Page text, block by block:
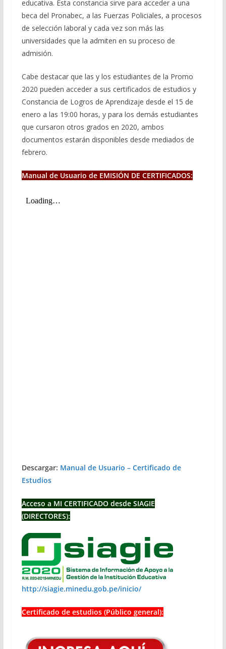
educativa. Esta constancia sirve para acceder a una
beca del Pronabec, a las Fuerzas Policiales, a procesos
de selección laboral y cada vez son más las
universidades que la admiten en su proceso de
admisión.
Cabe destacar que las y los estudiantes de la Promo
2020 pueden acceder a sus certificados de estudios y
Constancia de Logros de Aprendizaje desde el 15 de
enero a las 19:00 horas, y para los demás estudiantes
que cursaron otros grados en 2020, ambos
documentos estarán disponibles desde mediados de
febrero.
Manual de Usuario de EMISIÓN DE CERTIFICADOS:
Descargar: Manual de Usuario – Certificado de
Estudios
Acceso a MI CERTIFICADO desde SIAGIE
(DIRECTORES):
http://siagie.minedu.gob.pe/inicio/
Certificado de estudios (Público general):